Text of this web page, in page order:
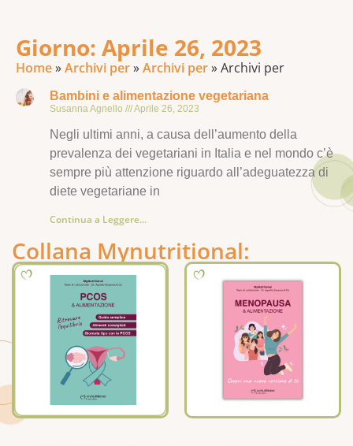
Giorno: Aprile 26, 2023
Home»Archivi per»Archivi per»Archivi per
Bambini e alimentazione vegetariana
Susanna Agnello Aprile 26, 2023
Negli ultimi anni, a causa dell’aumento della
prevalenza dei vegetariani in Italia e nel mondo c’è
sempre più attenzione riguardo all’adeguatezza di
diete vegetariane in
Continua a Leggere...
Collana Mynutritional: